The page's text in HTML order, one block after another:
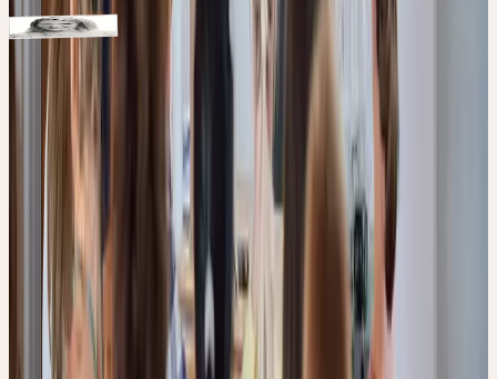
Apothekerin, Phytotherapeutin, Dozentin
Schwerpunkte: Phytotherapie, Spagyrik, Homöopathie,
Tierhomöopathie, Jin Shin Jiutsu
Modules du cours
BASIS
08. sep 2026 – Lebendige Heilpflanzenkunde 9–17
Kesswil
01. oct 2026
– Herstellung und Anwendung Kesswil
PRAXIS 1
06. oct 2026 kompetent beraten
03. nov 2026
kompetent beraten